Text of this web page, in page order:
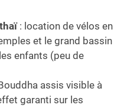
: location de vélos en
et le grand bassin
enfants (peu de
assis visible à
garanti sur les